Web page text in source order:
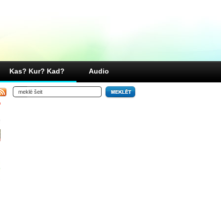
Kas? Kur? Kad? Audio